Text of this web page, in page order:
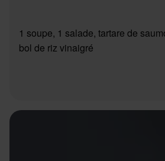
1 soupe, 1 salade, tartare de
bol de riz vinaigré